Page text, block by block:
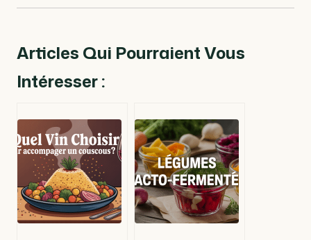
Articles Qui Pourraient Vous
Intéresser :